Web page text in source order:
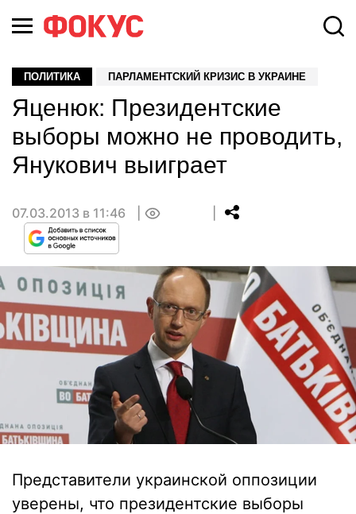
ПОЛИТИКА ПАРЛАМЕНТСКИЙ КРИЗИС В УКРАИНЕ
Яценюк: Президентские
выборы можно не проводить,
Янукович выиграет
07.03.2013 в 11:46
Представители украинской оппозиции
уверены, что президентские выборы